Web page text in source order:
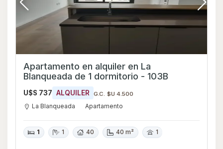
Apartamento en alquiler en La
Blanqueada de 1 dormitorio - 103B
U$S 737 ALQUILER G.C. $U 4.500
La Blanqueada Apartamento
1 1 40 40 m² 1